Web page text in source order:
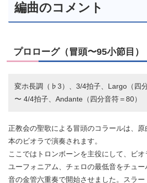
編曲のコメント
プロローグ（冒頭〜95小節目）
変ホ長調（♭3）、3/4拍子、Largo（四分
〜 4/4拍子、Andante（四分音符＝80）
正教会の聖歌による冒頭のコラールは、
本のビオラで演奏されます。
ここではトロンボーンを主役にして、ビ
ユーフォニアム、チェロの最低音をチュ
音の金管六重奏で開始させました。スラー